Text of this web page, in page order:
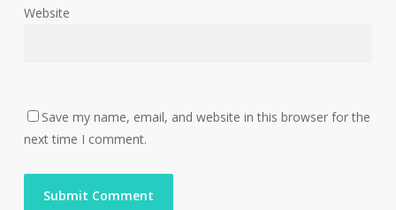
Website
Save my name, email, and website in this browser for the
next time I comment.